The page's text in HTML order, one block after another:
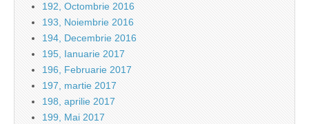
192, Octombrie 2016
193, Noiembrie 2016
194, Decembrie 2016
195, Ianuarie 2017
196, Februarie 2017
197, martie 2017
198, aprilie 2017
199, Mai 2017